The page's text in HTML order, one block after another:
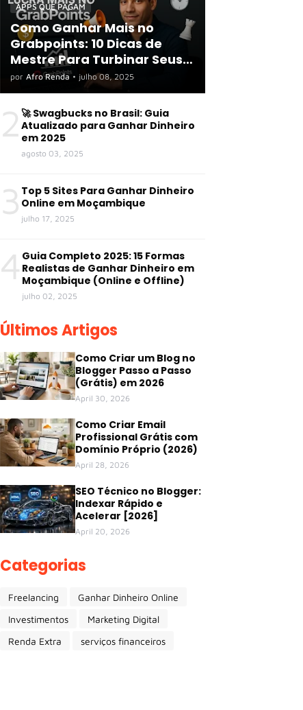
APPS QUE PAGAM
Como Ganhar Mais no
Grabpoints: 10 Dicas de
Mestre Para Turbinar Seus
Ganhos em 2025
por Afro Renda • julho 08, 2025
2 🚀 Swagbucks no Brasil: Guia
Atualizado para Ganhar Dinheiro
em 2025
agosto 03, 2025
3 Top 5 Sites Para Ganhar Dinheiro
Online em Moçambique
julho 17, 2025
4 Guia Completo 2025: 15 Formas
Realistas de Ganhar Dinheiro em
Moçambique (Online e Offline)
julho 02, 2025
Últimos Artigos
Como Criar um Blog no
Blogger Passo a Passo
(Grátis) em 2026
April 30, 2026
Como Criar Email
Profissional Grátis com
Domínio Próprio (2026)
April 28, 2026
SEO Técnico no Blogger:
Indexar Rápido e
Acelerar [2026]
April 20, 2026
Categorias
Freelancing
Ganhar Dinheiro Online
Investimentos
Marketing Digital
Renda Extra
serviços financeiros